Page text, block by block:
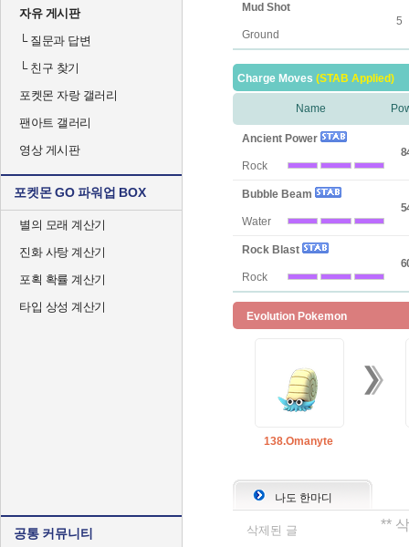
자유 게시판
└질문과 답변
└친구 찾기
포켓몬 자랑 갤러리
팬아트 갤러리
영상 게시판
포켓몬 GO 파워업 BOX
별의 모래 계산기
진화 사탕 계산기
포획 확률 계산기
타입 상성 계산기
공통 커뮤니티
Mud Shot
Ground
5
Charge Moves (STAB Applied)
Name
Ancient Power
Rock
Bubble Beam
Water
Rock Blast
Rock
Evolution Pokemon
138.Omanyte
나도 한마디
삭제된 글 **